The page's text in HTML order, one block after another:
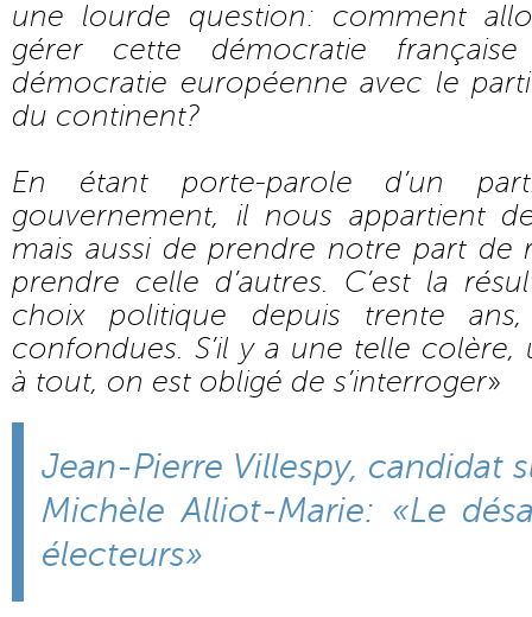
une lourde question: comment
gérer cette démocratie
démocratie européenne avec le
du continent?
En étant porte-parole d’un
gouvernement, il nous appartient
mais aussi de prendre notre part de
prendre celle d’autres. C’est la
choix politique depuis trente
confondues. S’il y a une telle
à tout, on est obligé de s’interroger»
Jean-Pierre Villespy, candidat
Michèle Alliot-Marie: «Le
électeurs»